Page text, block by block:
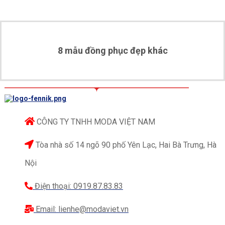
cẩn thận, chắc chắn, không chỉ thừa.
8 mẫu đồng phục đẹp khác
CÔNG TY TNHH MODA VIỆT NAM
Tòa nhà số 14 ngõ 90 phố Yên Lạc, Hai Bà Trưng, Hà
Nội
Điện thoại: 0919.87.83.83
Email: lienhe@modaviet.vn